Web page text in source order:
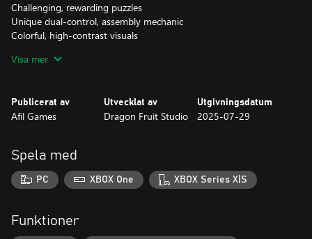
Challenging, rewarding puzzles
Unique dual-control, assembly mechanic
Colorful, high‑contrast visuals
Get ready to assemble, disassemble—and literally rack your
Visa mer
Publicerat av
Afil Games
Utvecklat av
Dragon Fruit Studio
Utgivningsdatum
2025-07-29
Spela med
PC XBOX One XBOX Series X|S
Funktioner